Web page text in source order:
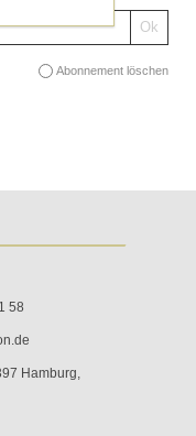
Abonnement löschen
58
Hamburg,